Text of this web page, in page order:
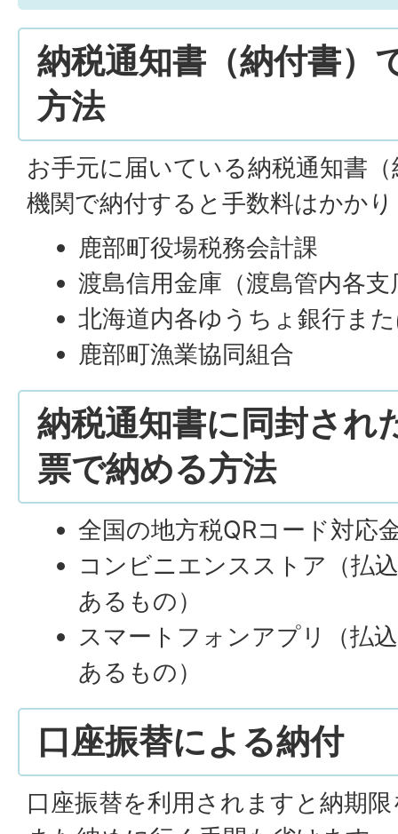
納税通知書（納付書）
方法
お手元に届いている納税通知書
機関で納付すると手数料はかか
鹿部町役場税務会計課
渡島信用金庫（渡島管内各支
北海道内各ゆうちょ銀行ま
鹿部町漁業協同組合
納税通知書に同封され
票で納める方法
全国の地方税QRコード対応
コンビニエンスストア（払
あるもの）
スマートフォンアプリ（払
あるもの）
口座振替による納付
口座振替を利用されますと納期